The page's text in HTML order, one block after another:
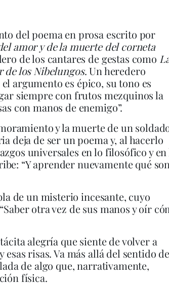
del poema en prosa escrito por
amor y de la muerte del corneta
de los cantares de gestas como
de los Nibelungos. Un heredero
argumento es épico, su tono es
siempre con frutos mezquinos la
con manos de enemigo”.
y la muerte de un
deja de ser un poema y, al hacerlo
universales en lo filosófico y en
“Y aprender nuevamente qué son
de un misterio incesante, cuyo
otra vez de sus manos y oír
alegría que siente de volver a
esas risas. Va más allá del sentido
de algo que, narrativamente,
física.